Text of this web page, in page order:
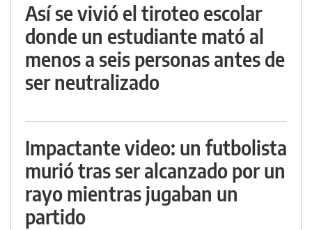
Así se vivió el tiroteo escolar
donde un estudiante mató al
menos a seis personas antes de
ser neutralizado
Impactante video: un futbolista
murió tras ser alcanzado por un
rayo mientras jugaban un
partido